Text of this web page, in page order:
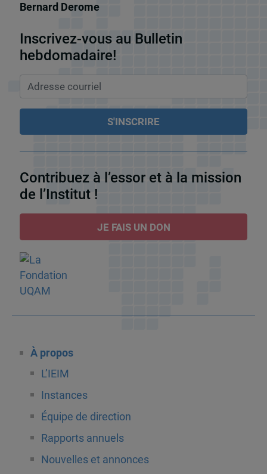
Bernard Derome
Inscrivez-vous au Bulletin
hebdomadaire!
Contribuez à l’essor et à la mission
de l’Institut !
JE FAIS UN DON
À propos
L’IEIM
Instances
Équipe de direction
Rapports annuels
Nouvelles et annonces